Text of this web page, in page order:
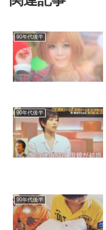
90年代後半
90年代後半
90年代後半